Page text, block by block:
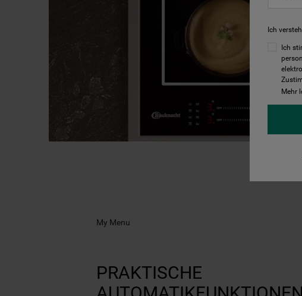
My Menu
PRAKTISCHE
Ich
Ich
Mehr